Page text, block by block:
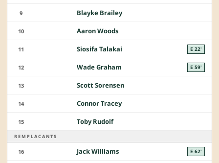
9 Blayke Brailey
10 Aaron Woods
11 Siosifa Talakai E 22'
12 Wade Graham E 59'
13 Scott Sorensen
14 Connor Tracey
15 Toby Rudolf
REMPLACANTS
16 Jack Williams E 62'